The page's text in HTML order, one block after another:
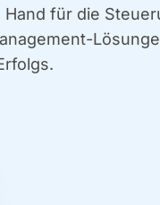
für die